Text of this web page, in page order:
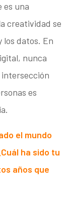
es una
creatividad se
los datos. En
nunca
intersección
es
el mundo
ha sido tu
años que